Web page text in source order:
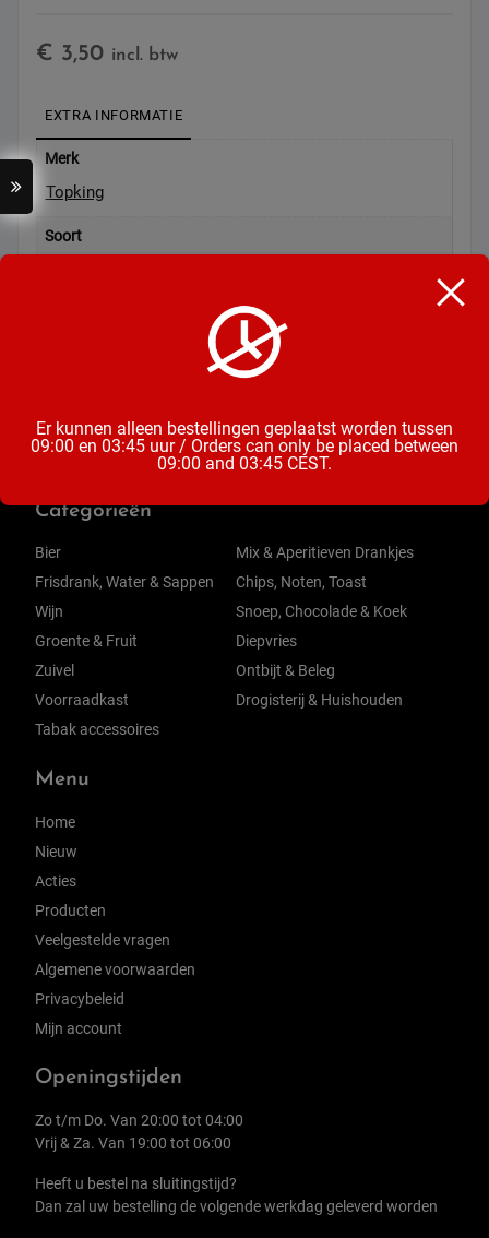
€ 3,50 incl. btw
EXTRA INFORMATIE
Merk
Topking
Soort
Categorieën
Bier
Frisdrank, Water & Sappen
Wijn
Groente & Fruit
Zuivel
Voorraadkast
Tabak accessoires
Mix & Aperitieven Drankjes
Chips, Noten, Toast
Snoep, Chocolade & Koek
Diepvries
Ontbijt & Beleg
Drogisterij & Huishouden
Menu
Home
Nieuw
Acties
Producten
Veelgestelde vragen
Algemene voorwaarden
Privacybeleid
Mijn account
Openingstijden
Zo t/m Do. Van 20:00 tot 04:00
Vrij & Za. Van 19:00 tot 06:00
Heeft u bestel na sluitingstijd?
Dan zal uw bestelling de volgende werkdag geleverd worden
Er kunnen alleen bestellingen geplaatst worden tussen
09:00 en 03:45 uur / Orders can only be placed between
09:00 and 03:45 CEST.